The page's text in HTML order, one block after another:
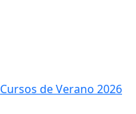
Cursos de Verano 2026